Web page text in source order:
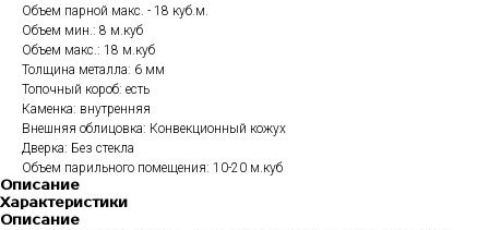
Объем парной макс. - 18 куб.м.
Объем мин.: 8 м.куб
Объем макс.: 18 м.куб
Толщина металла: 6 мм
Топочный короб: есть
Каменка: внутренняя
Внешняя облицовка: Конвекционный кожух
Дверка: Без стекла
Объем парильного помещения: 10-20 м.куб
Описание
Характеристики
Описание